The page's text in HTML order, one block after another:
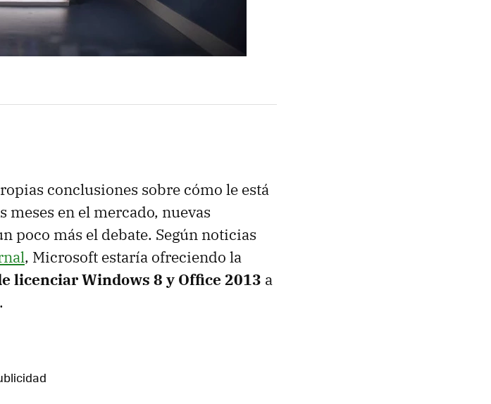
conclusiones sobre cómo le está
en el mercado, nuevas
poco más el debate. Según noticias
, Microsoft estaría ofreciendo la
licenciar Windows 8 y Office 2013 a